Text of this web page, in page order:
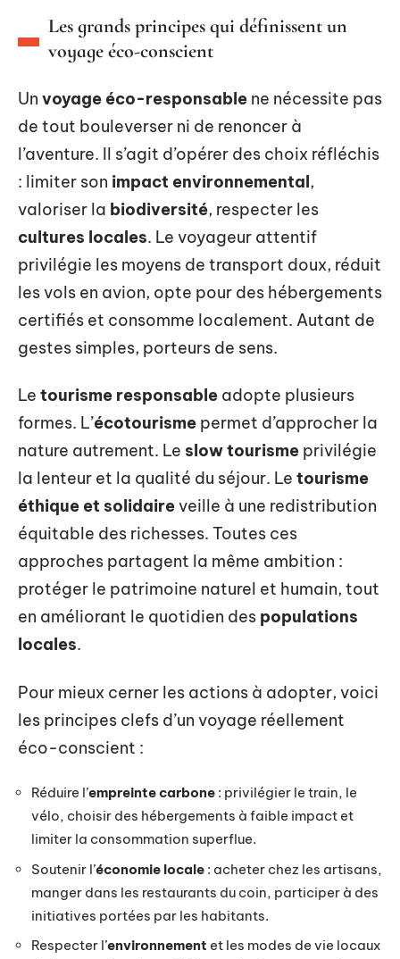
Les grands principes qui définissent un
voyage éco-conscient
Un voyage éco-responsable ne nécessite pas
de tout bouleverser ni de renoncer à
l’aventure. Il s’agit d’opérer des choix réfléchis
: limiter son impact environnemental,
valoriser la biodiversité, respecter les
cultures locales. Le voyageur attentif
privilégie les moyens de transport doux, réduit
les vols en avion, opte pour des hébergements
certifiés et consomme localement. Autant de
gestes simples, porteurs de sens.
Le tourisme responsable adopte plusieurs
formes. L’écotourisme permet d’approcher la
nature autrement. Le slow tourisme privilégie
la lenteur et la qualité du séjour. Le tourisme
éthique et solidaireveille à une redistribution
équitable des richesses. Toutes ces
approches partagent la même ambition :
protéger le patrimoine naturel et humain, tout
en améliorant le quotidien des populations
locales.
Pour mieux cerner les actions à adopter, voici
les principes clefs d’un voyage réellement
éco-conscient :
Réduire l’empreinte carbone : privilégier le train, le
vélo, choisir des hébergements à faible impact et
limiter la consommation superflue.
Soutenir l’économie locale : acheter chez les artisans,
manger dans les restaurants du coin, participer à des
initiatives portées par les habitants.
Respecter l’environnement et les modes de vie locaux